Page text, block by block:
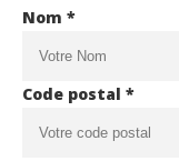
Nom *
Code postal *